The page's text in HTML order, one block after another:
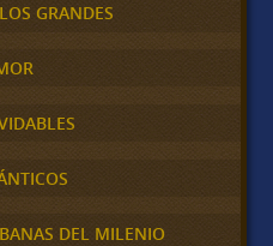
GRANDES
DEL MILENIO